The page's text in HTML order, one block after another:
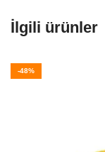
İlgili ürünler
-48%